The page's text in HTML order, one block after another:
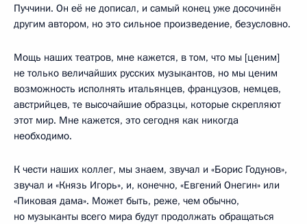
Пуччини. Он её не дописал, и самый конец уже досочинён
другим автором, но это сильное произведение, безусловно.
Мощь наших театров, мне кажется, в том, что мы [ценим]
не только величайших русских музыкантов, но мы ценим
возможность исполнять итальянцев, французов, немцев,
австрийцев, те высочайшие образцы, которые скрепляют
этот мир. Мне кажется, это сегодня как никогда
необходимо.
К чести наших коллег, мы знаем, звучал и «Борис Годунов»,
звучал и «Князь Игорь», и, конечно, «Евгений Онегин» или
«Пиковая дама». Может быть, реже, чем обычно,
но музыканты всего мира будут продолжать обращаться